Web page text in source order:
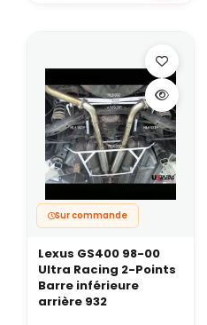
Sur commande
Lexus GS400 98-00
Ultra Racing 2-Points
Barre inférieure
arrière 932